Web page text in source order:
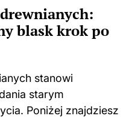
blask krok po
stanowi
starym
Poniżej znajdziesz